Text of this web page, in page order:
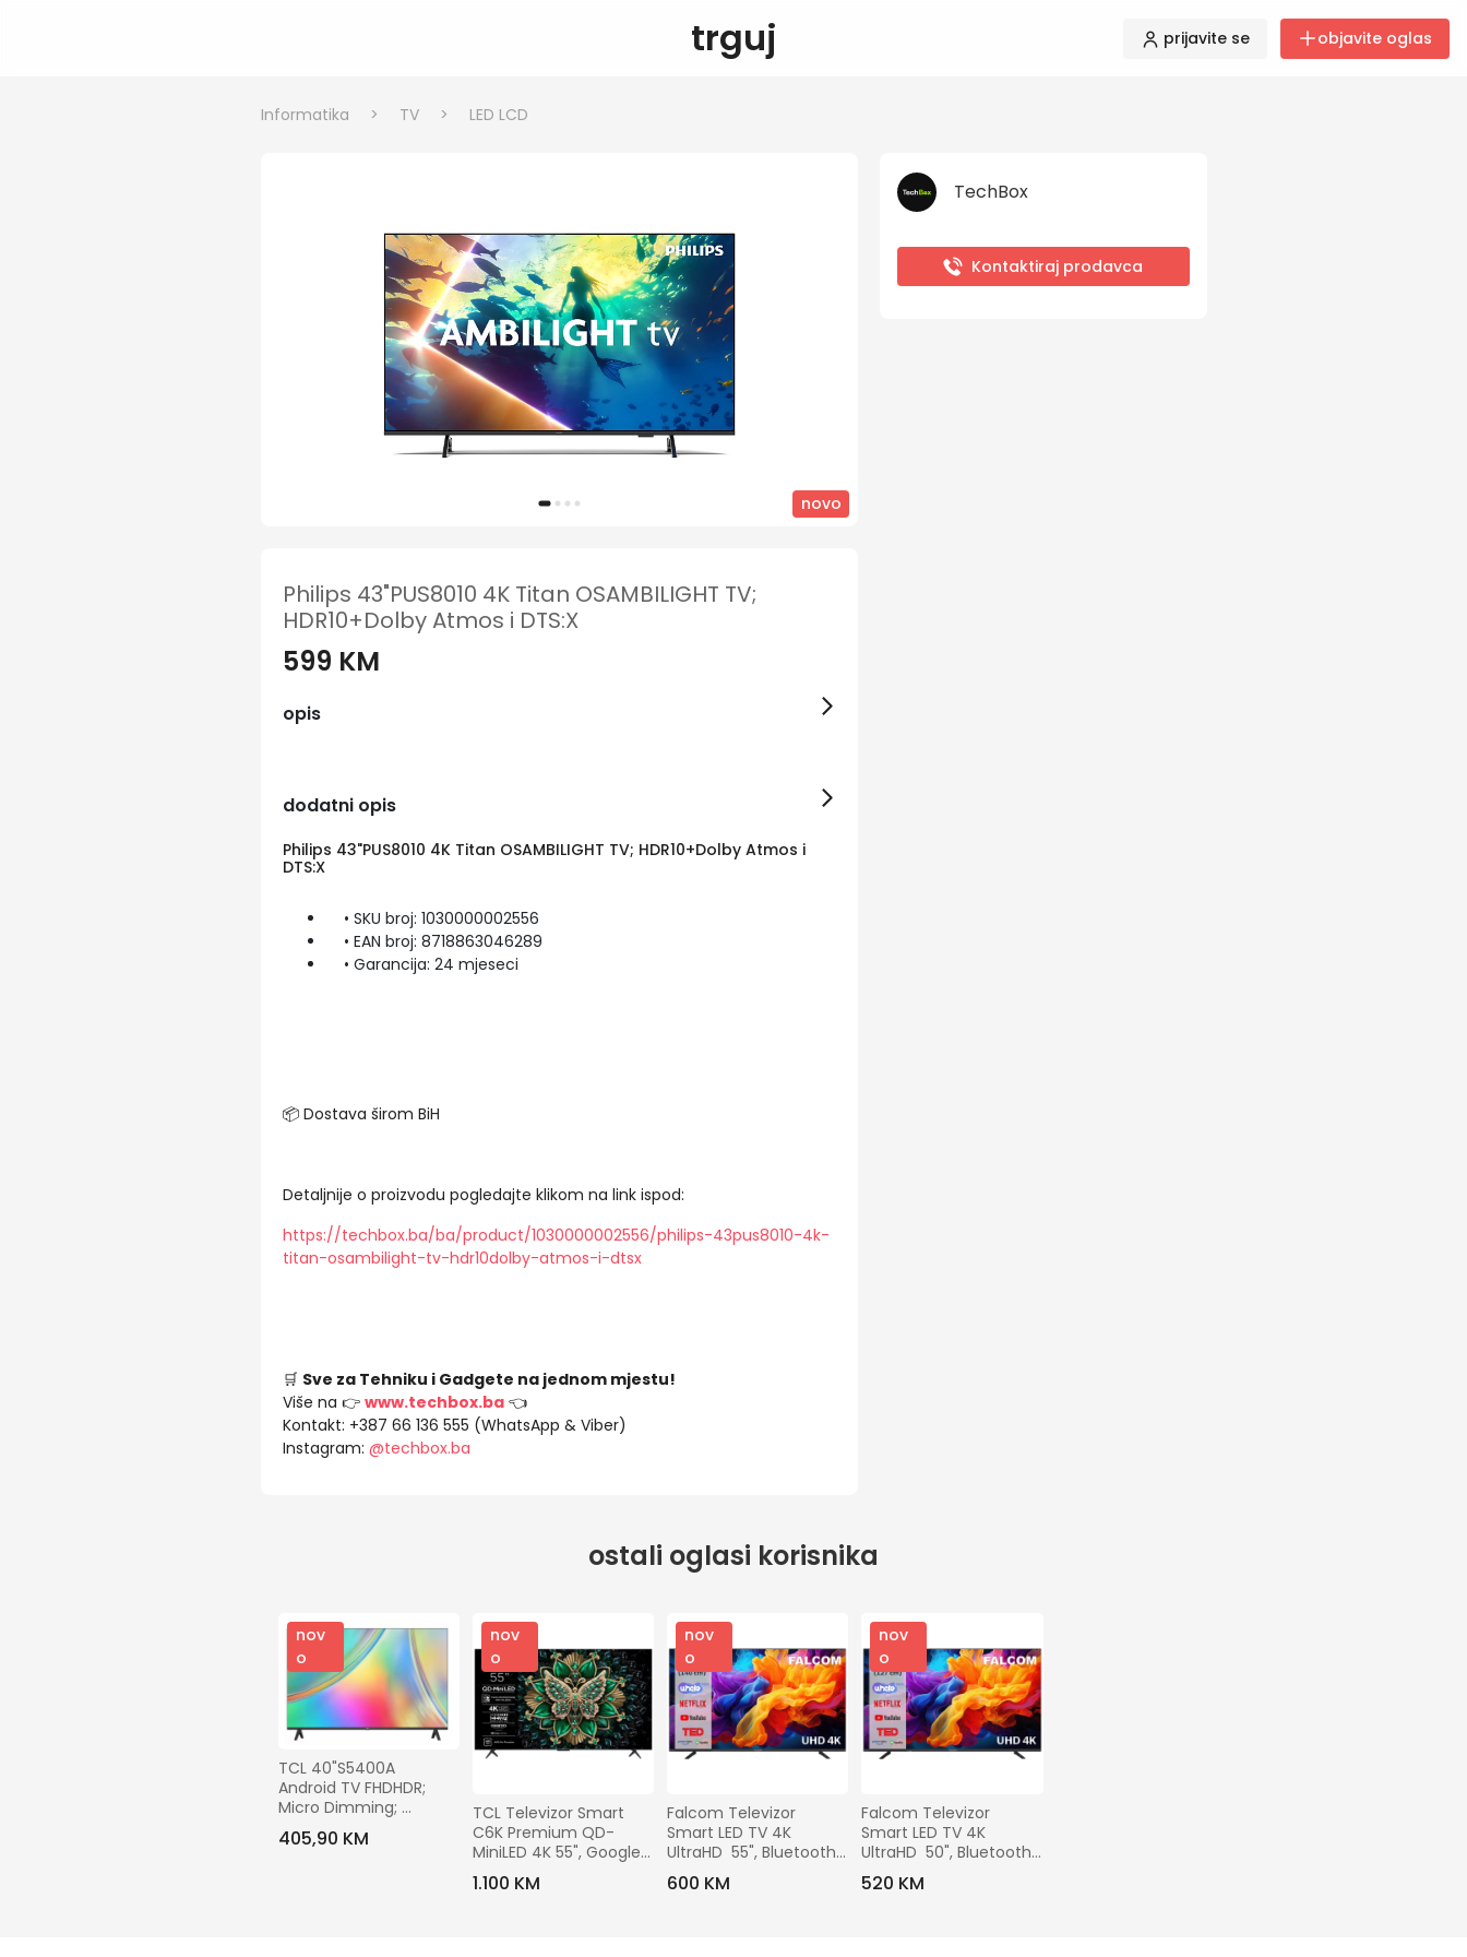
trguj prijavite se objavite oglas
Informatika > TV > LED LCD
novo
Philips 43"PUS8010 4K Titan OSAMBILIGHT TV;
HDR10+Dolby Atmos i DTS:X
599 KM
opis
dodatni opis
Philips 43"PUS8010 4K Titan OSAMBILIGHT TV; HDR10+Dolby Atmos i
DTS:X
• SKU broj: 1030000002556
• EAN broj: 8718863046289
• Garancija: 24 mjeseci
📦 Dostava širom BiH
Detaljnije o proizvodu pogledajte klikom na link ispod:
https://techbox.ba/ba/product/1030000002556/philips-43pus8010-4k-
titan-osambilight-tv-hdr10dolby-atmos-i-dtsx
🛒 Sve za Tehniku i Gadgete na jednom mjestu!
Više na 👉 www.techbox.ba👈
Kontakt: +387 66 136 555 (WhatsApp & Viber)
Instagram: @techbox.ba
TechBox
Kontaktiraj prodavca
ostali oglasi korisnika
nov
o
TCL 40"S5400A
Android TV FHDHDR;
Micro Dimming;
Google AssGoogle Play
store; Dolby audio;
405,90 KM
nov
o
TCL Televizor Smart
C6K Premium QD-
MiniLED 4K 55", Google
TV - 55C6K
1.100 KM
nov
o
Falcom Televizor
Smart LED TV 4K
UltraHD  55", Bluetooth
,WiFi - TV-55LTF024SM
WOS
600 KM
nov
o
Falcom Televizor
Smart LED TV 4K
UltraHD  50", Bluetooth
,WiFi - TV-50LTF024SM
WOS
520 KM